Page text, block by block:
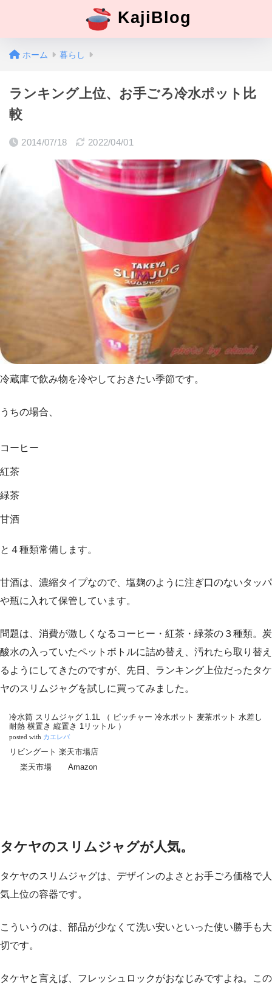
KajiBlog
ホーム 暮らし
ランキング上位、お手ごろ冷水ポット比
較
2014/07/18 2022/04/01
冷蔵庫で飲み物を冷やしておきたい季節です。
うちの場合、
コーヒー
紅茶
緑茶
甘酒
と４種類常備します。
甘酒は、濃縮タイプなので、塩麹のように注ぎ口のないタッパ
や瓶に入れて保管しています。
問題は、消費が激しくなるコーヒー・紅茶・緑茶の３種類。炭
酸水の入っていたペットボトルに詰め替え、汚れたら取り替え
るようにしてきたのですが、先日、ランキング上位だったタケ
ヤのスリムジャグを試しに買ってみました。
冷水筒 スリムジャグ 1.1L （ ピッチャー 冷水ポット 麦茶ポット 水差し
耐熱 横置き 縦置き 1リットル ）
posted with カエレバ
リビングート 楽天市場店
楽天市場
Amazon
タケヤのスリムジャグが人気。
タケヤのスリムジャグは、デザインのよさとお手ごろ価格で人
気上位の容器です。
こういうのは、部品が少なくて洗い安いといった使い勝手も大
切です。
タケヤと言えば、フレッシュロックがおなじみですよね。この